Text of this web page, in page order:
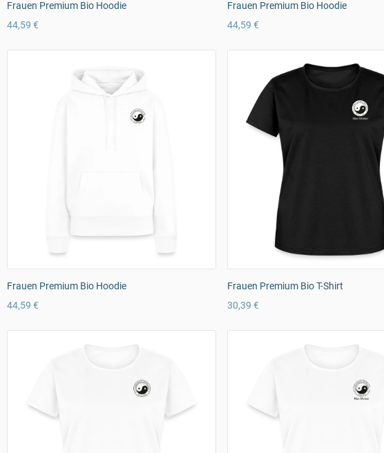
Frauen Premium Bio Hoodie
44,59 €
Frauen Premium Bio Hoodie
44,59 €
Frauen Premium Bio Hoodie
44,59 €
Frauen Premium Bio T-Shirt
30,39 €